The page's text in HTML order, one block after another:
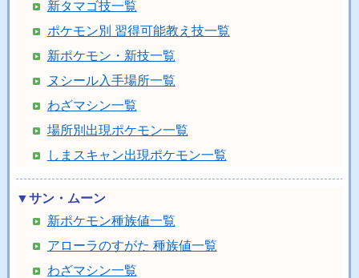
新タマゴ技一覧
ポケモン別 習得可能教え技一覧
新ポケモン・新技一覧
ヌシール入手場所一覧
わざマシン一覧
場所別出現ポケモン一覧
しまスキャン出現ポケモン一覧
▼サン・ムーン
新ポケモン種族値一覧
アローラのすがた 種族値一覧
わざマシン一覧